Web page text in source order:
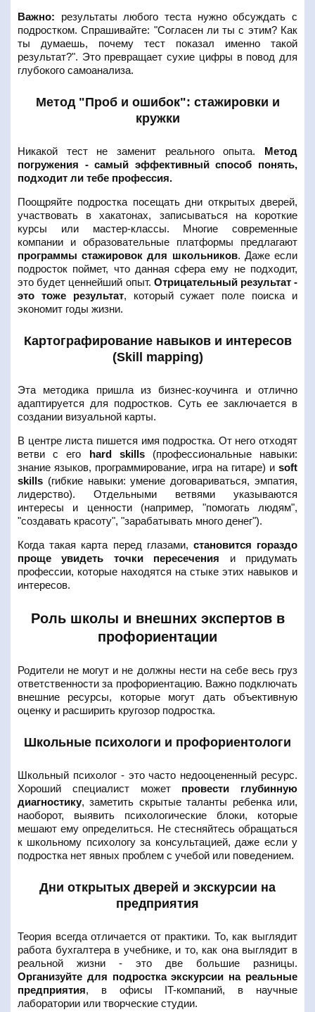
Важно: результаты любого теста нужно обсуждать с
подростком. Спрашивайте: "Согласен ли ты с этим? Как
ты думаешь, почему тест показал именно такой
результат?". Это превращает сухие цифры в повод для
глубокого самоанализа.
Метод "Проб и ошибок": стажировки и
кружки
Никакой тест не заменит реального опыта. Метод
погружения - самый эффективный способ понять,
подходит ли тебе профессия.
Поощряйте подростка посещать дни открытых дверей,
участвовать в хакатонах, записываться на короткие
курсы или мастер-классы. Многие современные
компании и образовательные платформы предлагают
программы стажировок для школьников. Даже если
подросток поймет, что данная сфера ему не подходит,
это будет ценнейший опыт. Отрицательный результат -
это тоже результат, который сужает поле поиска и
экономит годы жизни.
Картографирование навыков и интересов
(Skill mapping)
Эта методика пришла из бизнес-коучинга и отлично
адаптируется для подростков. Суть ее заключается в
создании визуальной карты.
В центре листа пишется имя подростка. От него отходят
ветви с его hard skills(профессиональные навыки:
знание языков, программирование, игра на гитаре) и soft
skills (гибкие навыки: умение договариваться, эмпатия,
лидерство). Отдельными ветвями указываются
интересы и ценности (например, "помогать людям",
"создавать красоту", "зарабатывать много денег").
Когда такая карта перед глазами, становится гораздо
проще увидеть точки пересечения и придумать
профессии, которые находятся на стыке этих навыков и
интересов.
Роль школы и внешних экспертов в
профориентации
Родители не могут и не должны нести на себе весь груз
ответственности за профориентацию. Важно подключать
внешние ресурсы, которые могут дать объективную
оценку и расширить кругозор подростка.
Школьные психологи и профориентологи
Школьный психолог - это часто недооцененный ресурс.
Хороший специалист может провести глубинную
диагностику, заметить скрытые таланты ребенка или,
наоборот, выявить психологические блоки, которые
мешают ему определиться. Не стесняйтесь обращаться
к школьному психологу за консультацией, даже если у
подростка нет явных проблем с учебой или поведением.
Дни открытых дверей и экскурсии на
предприятия
Теория всегда отличается от практики. То, как выглядит
работа бухгалтера в учебнике, и то, как она выглядит в
реальной жизни - это две большие разницы.
Организуйте для подростка экскурсии на реальные
предприятия, в офисы IT-компаний, в научные
лаборатории или творческие студии.